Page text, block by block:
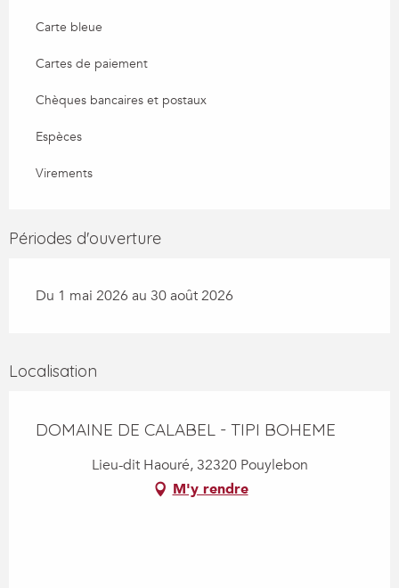
Carte bleue
Cartes de paiement
Chèques bancaires et postaux
Espèces
Virements
Périodes d'ouverture
Du 1 mai 2026 au 30 août 2026
Localisation
DOMAINE DE CALABEL - TIPI BOHEME
Lieu-dit Haouré, 32320 Pouylebon
M'y rendre